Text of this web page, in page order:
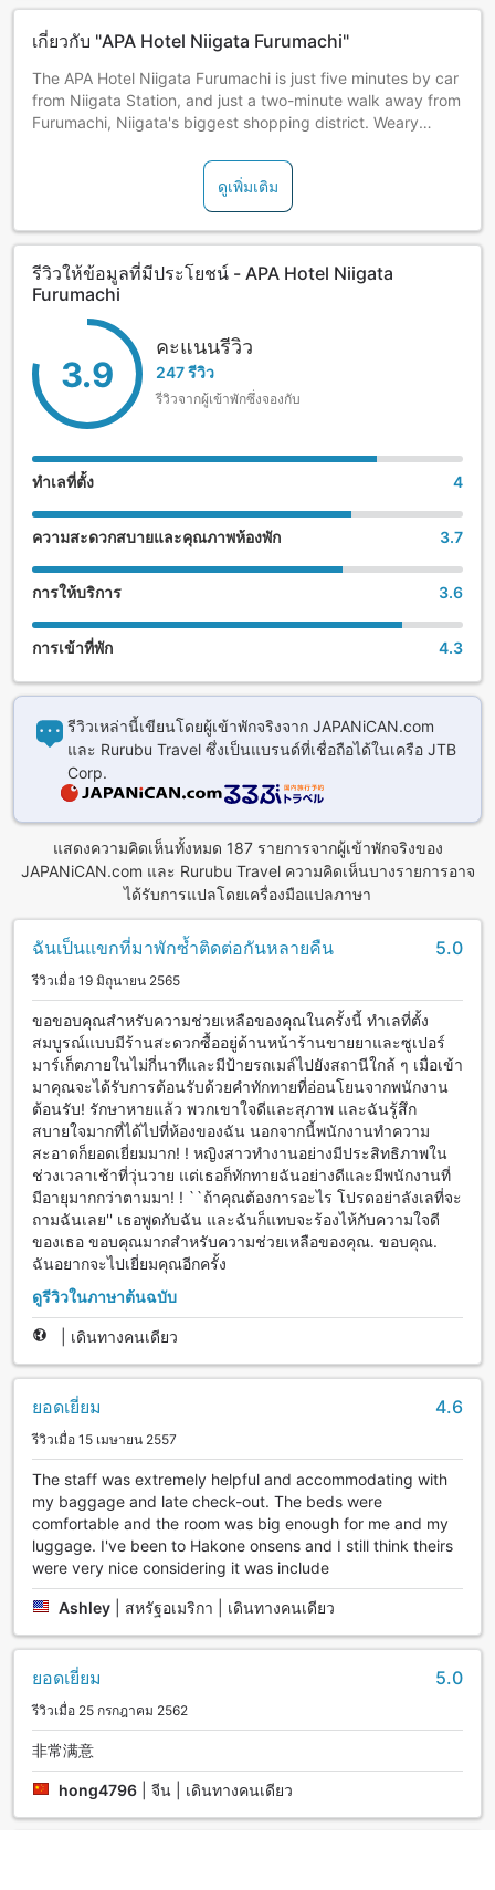
เกี่ยวกับ "APA Hotel Niigata Furumachi"
The APA Hotel Niigata Furumachi is just five minutes by car
from Niigata Station, and just a two-minute walk away from
Furumachi, Niigata's biggest shopping district. Weary
ดูเพิ่มเติม
รีวิวให้ข้อมูลที่มีประโยชน์ - APA Hotel Niigata
Furumachi
3.9
คะแนนรีวิว
247 รีวิว
รีวิวจากผู้เข้าพักซึ่งจองกับ
ทำเลที่ตั้ง 4
ความสะดวกสบายและคุณภาพห้องพัก 3.7
การให้บริการ 3.6
การเข้าที่พัก 4.3
รีวิวเหล่านี้เขียนโดยผู้เข้าพักจริงจาก JAPANiCAN.com
และ Rurubu Travel ซึ่งเป็นแบรนด์ที่เชื่อถือได้ในเครือ JTB
Corp.
แสดงความคิดเห็นทั้งหมด 187 รายการจากผู้เข้าพักจริงของ
JAPANiCAN.com และ Rurubu Travel ความคิดเห็นบางรายการอาจ
ได้รับการแปลโดยเครื่องมือแปลภาษา
ฉันเป็นแขกที่มาพักซ้ำติดต่อกันหลายคืน 5.0
รีวิวเมื่อ 19 มิถุนายน 2565
ขอขอบคุณสำหรับความช่วยเหลือของคุณในครั้งนี้ ทำเลที่ตั้ง
สมบูรณ์แบบมีร้านสะดวกซื้ออยู่ด้านหน้าร้านขายยาและซูเปอร์
มาร์เก็ตภายในไม่กี่นาทีและมีป้ายรถเมล์ไปยังสถานีใกล้ ๆ เมื่อเข้า
มาคุณจะได้รับการต้อนรับด้วยคำทักทายที่อ่อนโยนจากพนักงาน
ต้อนรับ! รักษาหายแล้ว พวกเขาใจดีและสุภาพ และฉันรู้สึก
สบายใจมากที่ได้ไปที่ห้องของฉัน นอกจากนี้พนักงานทำความ
สะอาดก็ยอดเยี่ยมมาก! ! หญิงสาวทำงานอย่างมีประสิทธิภาพใน
ช่วงเวลาเช้าที่วุ่นวาย แต่เธอก็ทักทายฉันอย่างดีและมีพนักงานที่
มีอายุมากกว่าตามมา! ! ``ถ้าคุณต้องการอะไร โปรดอย่าลังเลที่จะ
ถามฉันเลย'' เธอพูดกับฉัน และฉันก็แทบจะร้องไห้กับความใจดี
ของเธอ ขอบคุณมากสำหรับความช่วยเหลือของคุณ. ขอบคุณ.
ฉันอยากจะไปเยี่ยมคุณอีกครั้ง
ดูรีวิวในภาษาต้นฉบับ
เดินทางคนเดียว
ยอดเยี่ยม 4.6
รีวิวเมื่อ 15 เมษายน 2557
The staff was extremely helpful and accommodating with
my baggage and late check-out. The beds were
comfortable and the room was big enough for me and my
luggage. I've been to Hakone onsens and I still think theirs
were very nice considering it was include
Ashley สหรัฐอเมริกา | เดินทางคนเดียว
ยอดเยี่ยม 5.0
รีวิวเมื่อ 25 กรกฎาคม 2562
非常满意
hong4796 จีน | เดินทางคนเดียว